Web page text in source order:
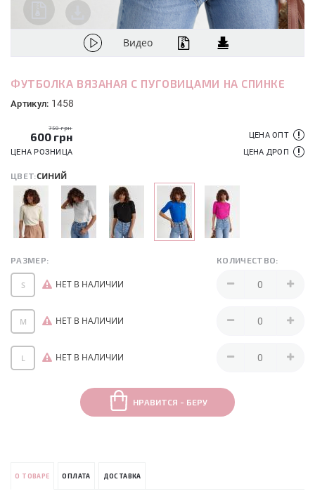
Видео
ФУТБОЛКА ВЯЗАНАЯ С ПУГОВИЦАМИ НА СПИНКЕ
Артикул: 1458
750 грн
600 грн
ЦЕНА РОЗНИЦА
ЦЕНА ОПТ
ЦЕНА ДРОП
ЦВЕТ:синий
РАЗМЕР: КОЛИЧЕСТВО:
S НЕТ В НАЛИЧИИ
M НЕТ В НАЛИЧИИ
L НЕТ В НАЛИЧИИ
НРАВИТСЯ - БЕРУ
О ТОВАРЕ ОПЛАТА ДОСТАВКА